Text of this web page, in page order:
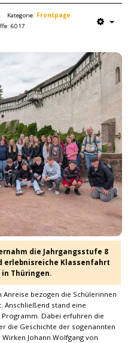
Kategorie: Frontpage
6017
die Jahrgangsstufe 8
erlebnisreiche Klassenfahrt
Thüringen.
bezogen die Schülerinnen
Anschließend stand eine
Dabei erfuhren die
die Geschichte der sogenannten
Johann Wolfgang von